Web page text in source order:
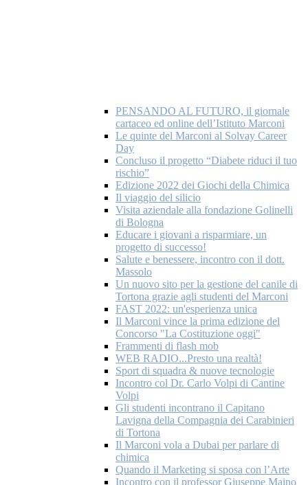
PENSANDO AL FUTURO, il giornale
cartaceo ed online dell’Istituto Marconi
Le quinte del Marconi al Solvay Career
Day
Concluso il progetto “Diabete riduci il tuo
rischio”
Edizione 2022 dei Giochi della Chimica
Il viaggio del silicio
Visita aziendale alla fondazione Golinelli
di Bologna
Educare i giovani a risparmiare, un
progetto di successo!
Salute e benessere, incontro con il dott.
Massolo
Un nuovo sito per la gestione del canile di
Tortona grazie agli studenti del Marconi
FAST 2022: un'esperienza unica
Il Marconi vince la prima edizione del
Concorso "La Costituzione oggi"
Frammenti di flash mob
WEB RADIO...Presto una realtà!
Sport di squadra & nuove tecnologie
Incontro col Dr. Carlo Volpi di Cantine
Volpi
Gli studenti incontrano il Capitano
Lavigna della Compagnia dei Carabinieri
di Tortona
Il Marconi vola a Dubai per parlare di
chimica
Quando il Marketing si sposa con l’Arte
Incontro con il professor Giuseppe Maino